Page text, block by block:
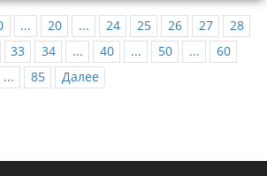
... 20 ... 24 25 26 27
28
33 34 ... 40 ... 50 ...
60
... 85 Далее